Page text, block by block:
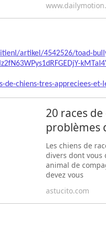
artikel/4542526/toad-
de-chiens-tres-appreciees-et-
20 races
problèmes
Les chiens de
divers dont vous
animal de
devez vous
astucito.com